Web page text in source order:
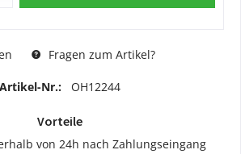
Fragen zum Artikel?
Artikel-Nr.: OH12244
Vorteile
von 24h nach Zahlungseingang